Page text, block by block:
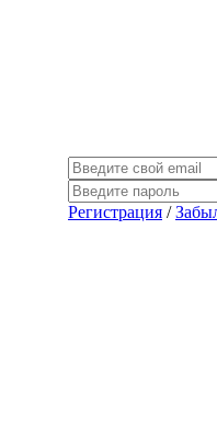
Регистрация /